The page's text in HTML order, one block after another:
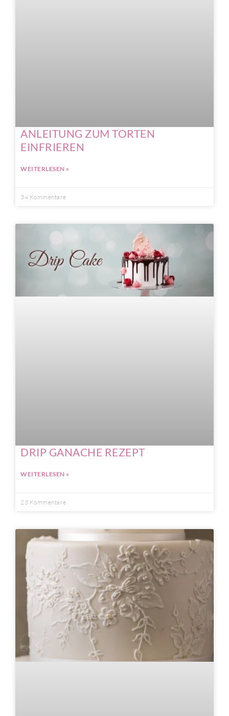
ANLEITUNG ZUM TORTEN
EINFRIEREN
WEITERLESEN »
34 Kommentare
DRIP GANACHE REZEPT
WEITERLESEN »
23 Kommentare